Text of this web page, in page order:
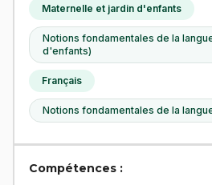
Maternelle et jardin d'enfants
Notions fondamentales de la
d'enfants)
Français
Notions fondamentales de la
Compétences :